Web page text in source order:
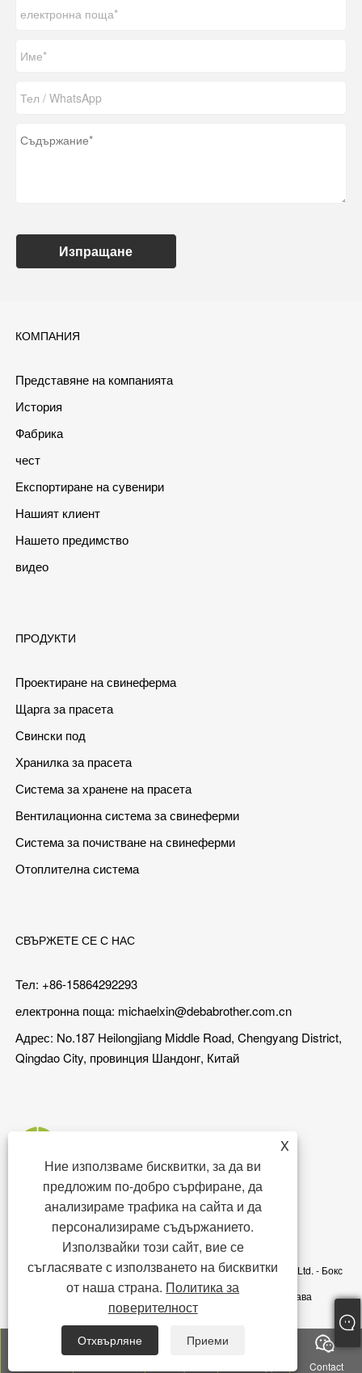
Изпращане
КОМПАНИЯ
Представяне на компанията
История
Фабрика
чест
Експортиране на сувенири
Нашият клиент
Нашето предимство
видео
ПРОДУКТИ
Проектиране на свинеферма
Щарга за прасета
Свински под
Хранилка за прасета
Система за хранене на прасета
Вентилационна система за свинеферми
Система за почистване на свинеферми
Отоплителна система
СВЪРЖЕТЕ СЕ С НАС
Тел: +86-15864292293
електронна поща: michaelxin@debabrother.com.cn
Адрес: No.187 Heilongjiang Middle Road, Chengyang District,
Qingdao City, провинция Шандонг, Китай
Авторско право © 2023 Qingdao DEBA Brother Machinery Co., Ltd. - Бокс
за прасета, под за прасета, хранилка за прасета - Всички права
Sitemap RSS XML Contact
X
Ние използваме бисквитки, за да ви
предложим по-добро сърфиране, да
анализираме трафика на сайта и да
персонализираме съдържанието.
Използвайки този сайт, вие се
съгласявате с използването на бисквитки
от наша страна. Политика за
поверителност
Отхвърляне Приеми